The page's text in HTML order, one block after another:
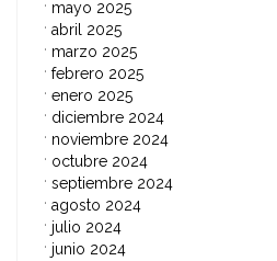
mayo 2025
abril 2025
marzo 2025
febrero 2025
enero 2025
diciembre 2024
noviembre 2024
octubre 2024
septiembre 2024
agosto 2024
julio 2024
junio 2024